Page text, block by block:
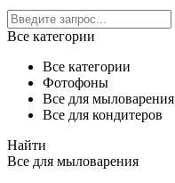
Все категории
Все категории
Фотофоны
Все для мыловарения
Все для кондитеров
Найти
Все для мыловарения